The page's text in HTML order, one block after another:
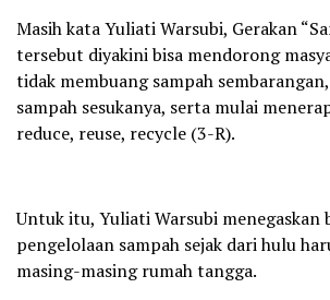
Masih kata Yuliati Warsubi, Gerakan
tersebut diyakini bisa mendorong
tidak membuang sampah
sampah sesukanya, serta mulai
reduce, reuse, recycle (3-R).
Untuk itu, Yuliati Warsubi menegaskan
pengelolaan sampah sejak dari hulu
masing-masing rumah tangga.